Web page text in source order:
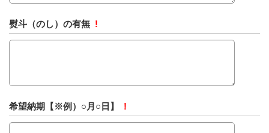
熨斗（のし）の有無 !
希望納期【※例）○月○日】 !